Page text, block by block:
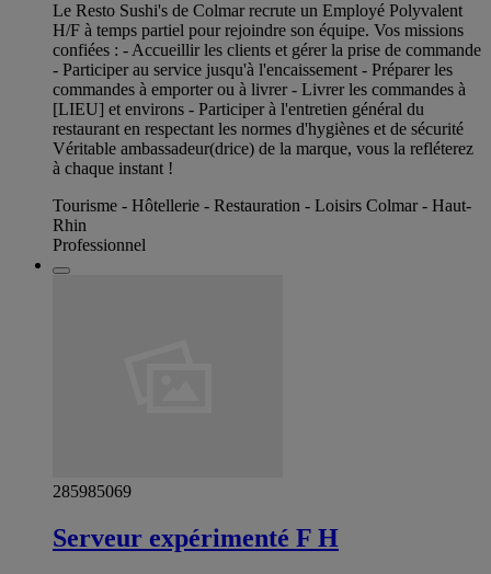
Le Resto Sushi's de Colmar recrute un Employé Polyvalent
H/F à temps partiel pour rejoindre son équipe. Vos missions
confiées : - Accueillir les clients et gérer la prise de commande
- Participer au service jusqu'à l'encaissement - Préparer les
commandes à emporter ou à livrer - Livrer les commandes à
[LIEU] et environs - Participer à l'entretien général du
restaurant en respectant les normes d'hygiènes et de sécurité
Véritable ambassadeur(drice) de la marque, vous la refléterez
à chaque instant !
Tourisme - Hôtellerie - Restauration - Loisirs Colmar - Haut-
Rhin
Professionnel
285985069
Serveur expérimenté F H